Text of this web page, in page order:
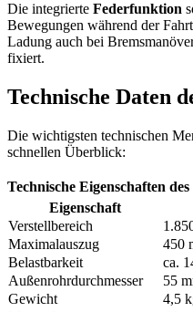
Die integrierte Federfunktion
Bewegungen während der
Ladung auch bei
fixiert.
Technische Daten
Die wichtigsten technischen
schnellen Überblick:
Technische Eigenschaften
Eigenschaft
Verstellbereich
Maximalauszug
450
Belastbarkeit
ca.
Außenrohrdurchmesser
55
Gewicht
4,5